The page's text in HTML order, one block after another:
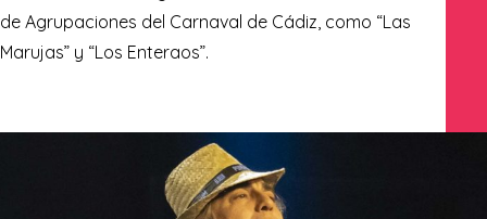
de Agrupaciones del Carnaval de Cádiz, como “Las
Marujas” y “Los Enteraos”.